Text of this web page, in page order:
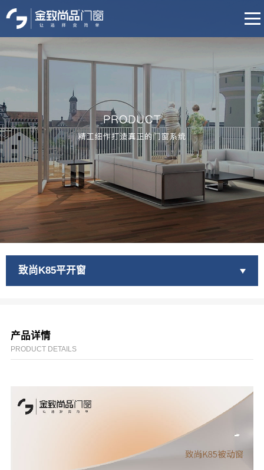
首页
品牌介绍
产品中心
门店展示
招商加盟
培训体系
联系我们
致尚K85平开窗
产品详情
PRODUCT DETAILS